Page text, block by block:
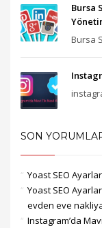
Bursa
Bursa
SON
Yoast SEO
Yoast SEO
evden eve
Instagram’da Mavi